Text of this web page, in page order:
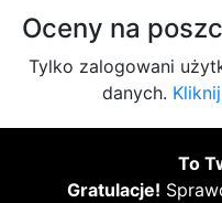
Oceny na
Tylko zalogowani
danych.
To
Gratulacje!